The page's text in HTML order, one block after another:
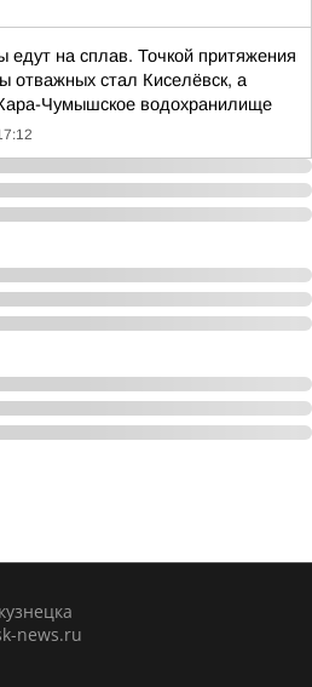
едут на сплав. Точкой притяжения
отважных стал Киселёвск, а
Чумышское водохранилище
news.ru